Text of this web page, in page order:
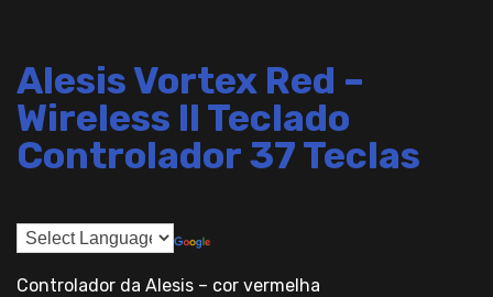
Alesis Vortex Red –
Wireless II Teclado
Controlador 37 Teclas
Controlador da Alesis – cor vermelha